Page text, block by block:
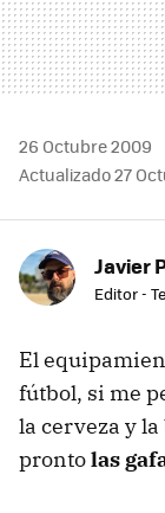
26 Octubre 2009
Actualizado 27
Javier
Editor -
El
fútbol, si me
la cerveza y
prontolas